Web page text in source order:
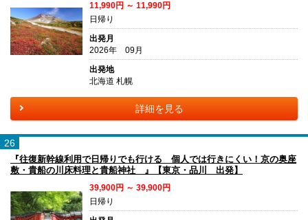
11,990円 ～ 11,990円
日帰り
出発月
2026年 09月
出発地
北海道 札幌
詳細を見る
26
『往復新幹線利用で日帰りでも行ける 個人では行きにくい！京の奥座
敷・貴船の川床料理と貴船神社 』【東京・品川 出発】
39,900円 ～ 39,900円
日帰り